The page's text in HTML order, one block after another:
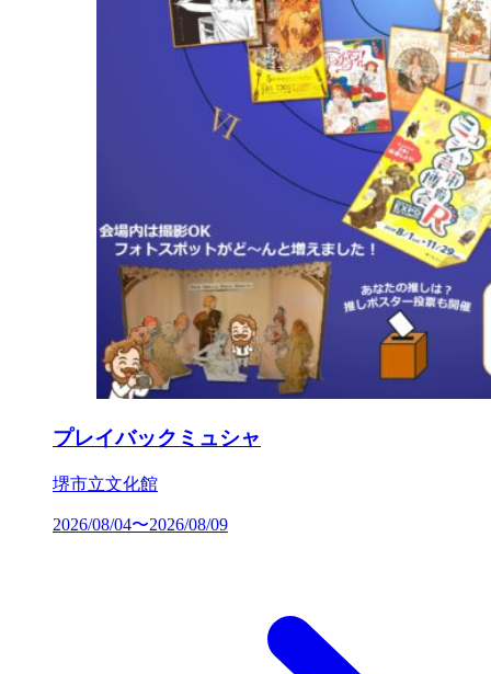
プレイバックミュシャ
堺市立文化館
2026/08/04〜2026/08/09